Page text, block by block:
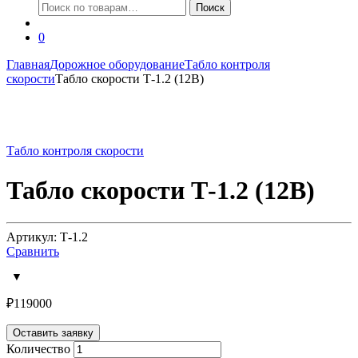
Искать:
Поиск
0
ГлавнаяДорожное оборудованиеТабло контроля
скоростиТабло скорости Т-1.2 (12В)
Табло контроля скорости
Табло скорости Т-1.2 (12В)
Артикул: Т-1.2
Сравнить
₽119000
Оставить заявку
Количество